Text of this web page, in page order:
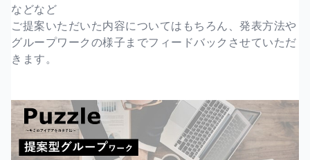
などなど
ご提案いただいた内容についてはもちろん、発表方法や
グループワークの様子までフィードバックさせていただ
きます。